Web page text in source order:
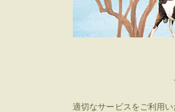
適切なサービスをご利用